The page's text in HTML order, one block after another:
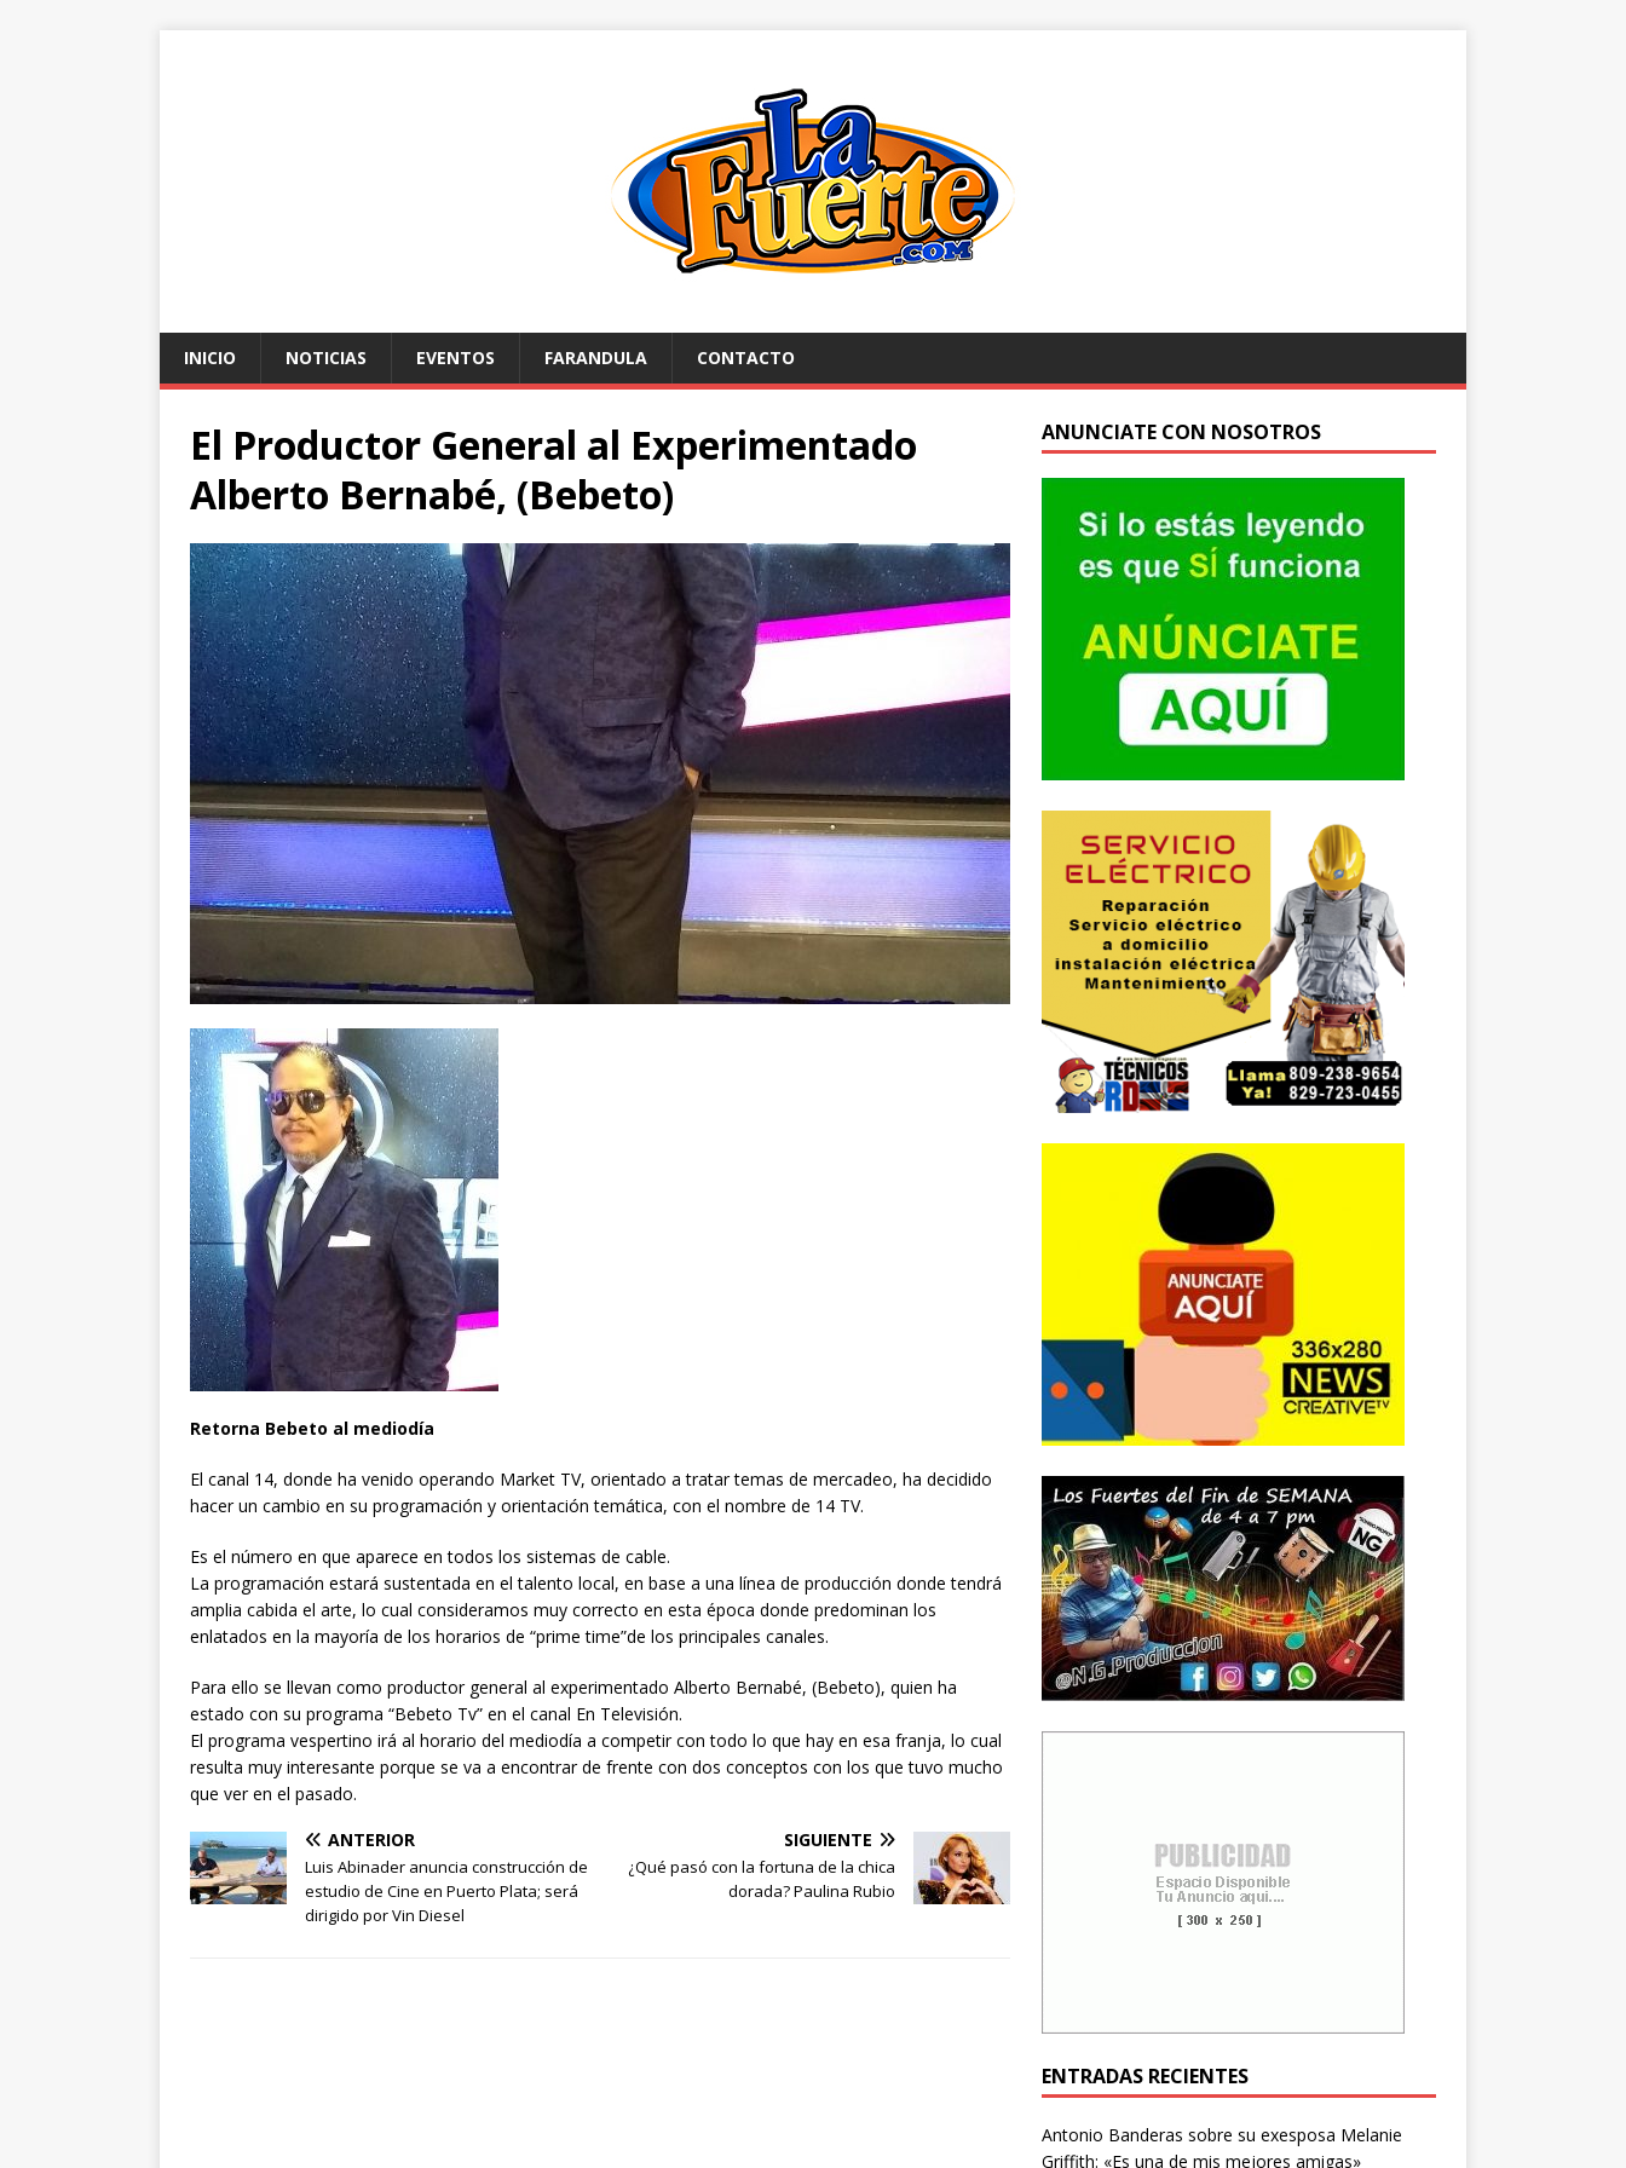
INICIO NOTICIAS EVENTOS FARANDULA CONTACTO
El Productor General al Experimentado
Alberto Bernabé, (Bebeto)
Retorna Bebeto al mediodía
El canal 14, donde ha venido operando Market TV, orientado a tratar temas de mercadeo, ha decidido
hacer un cambio en su programación y orientación temática, con el nombre de 14 TV.
Es el número en que aparece en todos los sistemas de cable.
La programación estará sustentada en el talento local, en base a una línea de producción donde tendrá
amplia cabida el arte, lo cual consideramos muy correcto en esta época donde predominan los
enlatados en la mayoría de los horarios de “prime time”de los principales canales.
Para ello se llevan como productor general al experimentado Alberto Bernabé, (Bebeto), quien ha
estado con su programa “Bebeto Tv” en el canal En Televisión.
El programa vespertino irá al horario del mediodía a competir con todo lo que hay en esa franja, lo cual
resulta muy interesante porque se va a encontrar de frente con dos conceptos con los que tuvo mucho
que ver en el pasado.
ANTERIOR
Luis Abinader anuncia construcción de
estudio de Cine en Puerto Plata; será
dirigido por Vin Diesel
SIGUIENTE
¿Qué pasó con la fortuna de la chica
dorada? Paulina Rubio
ANUNCIATE CON NOSOTROS
ENTRADAS RECIENTES
Antonio Banderas sobre su exesposa Melanie
Griffith: «Es una de mis mejores amigas»